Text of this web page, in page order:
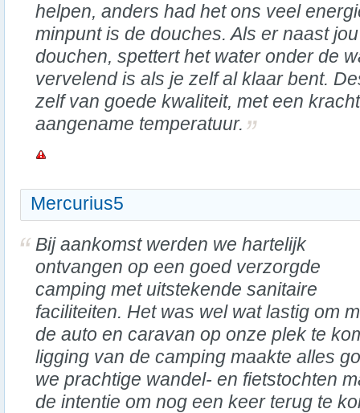
helpen, anders had het ons veel
minpunt is de douches. Als er naast
douchen, spettert het water onder de
vervelend is als je zelf al klaar bent.
zelf van goede kwaliteit, met een
aangename temperatuur.
Mercurius5
Bij aankomst werden we hartelijk
ontvangen op een goed verzorgde
camping met uitstekende sanitaire
faciliteiten. Het was wel wat lastig om
de auto en caravan op onze plek te
ligging van de camping maakte alles
we prachtige wandel- en fietstochten
de intentie om nog een keer terug te